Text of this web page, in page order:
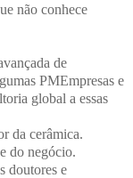
não conhece
de
PMEmpresas e
global a essas
da cerâmica.
do negócio.
doutores e